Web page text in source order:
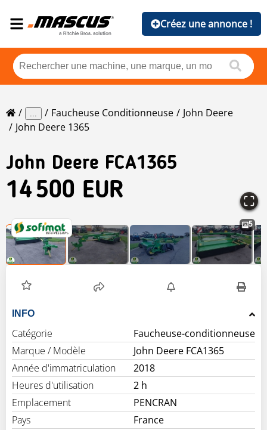
Créez une annonce !
... Faucheuse Conditionneuse
John Deere
John Deere 1365
John Deere FCA1365
14 500 EUR
5
INFO
Catégorie
Faucheuse-conditionneuse
Marque / Modèle
John Deere FCA1365
Année d'immatriculation
2018
Heures d'utilisation
2 h
Emplacement
PENCRAN
Pays
France